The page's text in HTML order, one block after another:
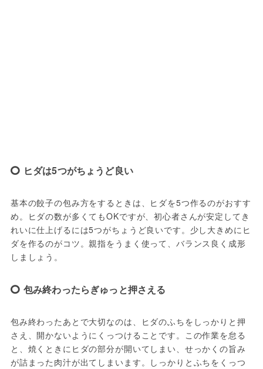
ヒダは5つがちょうど良い
基本の餃子の包み方をするときは、ヒダを5つ作るのがおすす
め。ヒダの数が多くてもOKですが、初心者さんが安定してき
れいに仕上げるには5つがちょうど良いです。少し大きめにヒ
ダを作るのがコツ。親指をうまく使って、バランス良く成形
しましょう。
包み終わったらぎゅっと押さえる
包み終わったあとで大切なのは、ヒダのふちをしっかりと押
さえ、開かないようにくっつけることです。この作業を怠る
と、焼くときにヒダの部分が開いてしまい、せっかくの旨み
が詰まった肉汁が出てしまいます。しっかりとふちをくっつ